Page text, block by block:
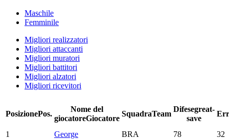
Maschile
Femminile
Migliori realizzatori
Migliori attaccanti
Migliori muratori
Migliori battitori
Migliori alzatori
Migliori ricevitori
PosizionePos.
Nome del
giocatoreGiocatore
SquadraTeam
Difesegreat-
save
1 George BRA 78
32